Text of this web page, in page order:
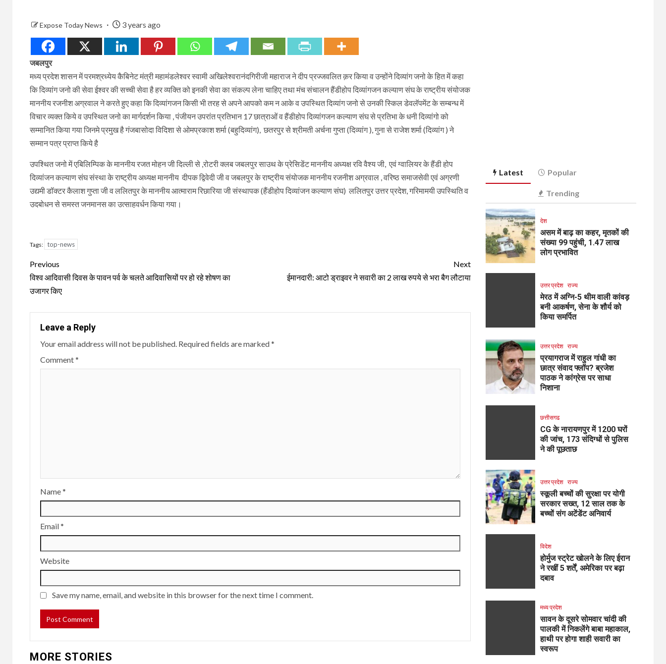
Expose Today News 3 years ago
जबलपुर
मध्य प्रदेश शासन में परमश्रध्येय कैबिनेट मंत्री महामंडलेश्वर स्वामी अखिलेश्वरानंदगिरीजी महाराज ने दीप प्रज्जवलित क़र किया व उन्होंने दिव्यांग जनो के हित में कहा
कि दिव्यांग जनो की सेवा ईश्वर की सच्ची सेवा है हर व्यक्ति को इनकी सेवा का संकल्प लेना चाहिए तथा मंच संचालन हैंडीहोप दिव्यांगजन कल्याण संघ के राष्ट्रीय संयोजक
माननीय रजनीश अग्रवाल ने करते हुए कहा कि दिव्यांगजन किसी भी तरह से अपने आपको कम न आके व उपस्थित दिव्यांग जनो से उनकी स्किल डेवलॅपमेंट के सम्बन्ध में
विचार व्यक्त किये व उपस्थित जनो का मार्गदर्शन किया , पंजीयन उपरांत प्रतिभान 17 छात्राओं व हैंडीहोप दिव्यांगजन कल्याण संघ से प्रतिभा के धनी दिव्यांगो को
सम्मानित किया गया जिनमे प्रमुख है गंजबासोदा विदिशा से ओमप्रकाश शर्मा (बहुदिव्यांग), छतरपुर से श्रीमती अर्चना गुप्ता (दिव्यांग ), गुना से राजेश शर्मा (दिव्यांग ) ने
सम्मान पत्र प्राप्त किये है
उपश्थित जनो में एबिलिम्पिक के माननीय रजत मोहन जी दिल्ली से ,रोटरी क्लब जबलपुर साउथ के प्रेसिडेंट माननीय अध्यक्ष रवि वैश्य जी, एवं ग्वालियर के हैंडी होप
दिव्यांजन कल्याण संघ संस्था के राष्ट्रीय अध्यक्ष माननीय दीपक द्विवेदी जी व जबलपुर के राष्ट्रीय संयोजक माननीय रजनीश अग्रवाल , वरिष्ठ समाजसेवी एवं अग्रणी
उद्यमी डॉक्टर कैलाश गुप्ता जी व ललितपुर के माननीय आत्माराम रिछारिया जी संस्थापक (हैंडीहोप दिव्यांजन कल्याण संघ) ललितपुर उत्तर प्रदेश, गरिमामयी उपस्थिति व
उदबोधन से समस्त जनमानस का उत्साहवर्धन किया गया।
Tags: top-news
Continue
Reading
Previous
विश्व आदिवासी दिवस के पावन पर्व के चलते आदिवासियों पर हो रहे शोषण का
उजागर किए
Next
ईमानदारी: आटो ड्राइवर ने सवारी का 2 लाख रुपये से भरा बैग लौटाया
Leave a Reply
Your email address will not be published. Required fields are marked*
Comment*
Name*
Email*
Website
Save my name, email, and website in this browser for the next time I comment.
MORE STORIES
Latest Popular
Trending
देश
असम में बाढ़ का कहर, मृतकों की
संख्या 99 पहुंची, 1.47 लाख
लोग प्रभावित
उत्तर प्रदेश राज्य
मेरठ में अग्नि-5 थीम वाली कांवड़
बनी आकर्षण, सेना के शौर्य को
किया समर्पित
उत्तर प्रदेश राज्य
प्रयागराज में राहुल गांधी का
छात्र संवाद फ्लॉप? ब्रजेश
पाठक ने कांग्रेस पर साधा
निशाना
छत्तीसगढ
CG के नारायणपुर में 1200 घरों
की जांच, 173 संदिग्धों से पुलिस
ने की पूछताछ
उत्तर प्रदेश राज्य
स्कूली बच्चों की सुरक्षा पर योगी
सरकार सख्त, 12 साल तक के
बच्चों संग अटेंडेंट अनिवार्य
विदेश
होर्मुज स्ट्रेट खोलने के लिए ईरान
ने रखीं 5 शर्तें, अमेरिका पर बढ़ा
दबाव
मध्य प्रदेश
सावन के दूसरे सोमवार चांदी की
पालकी में निकलेंगे बाबा महाकाल,
हाथी पर होगा शाही सवारी का
स्वरूप